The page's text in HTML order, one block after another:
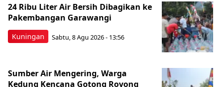
Kuningan
24 Ribu Liter Air Bersih Dibagikan ke
Pakembangan Garawangi
Sabtu, 8 Agu 2026 - 13:56
Sumber Air Mengering, Warga
Kedung Kencana Gotong Royong